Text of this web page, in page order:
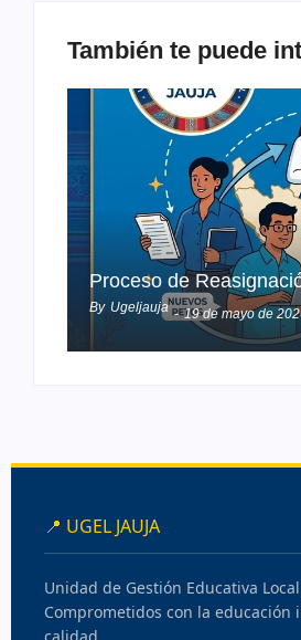
También te puede
Proceso de
By Ugeljauja - 19 de mayo de
📍 UGEL JAUJA
Unidad de Gestión Educativa Local
Comprometidos con la educación
calidad.